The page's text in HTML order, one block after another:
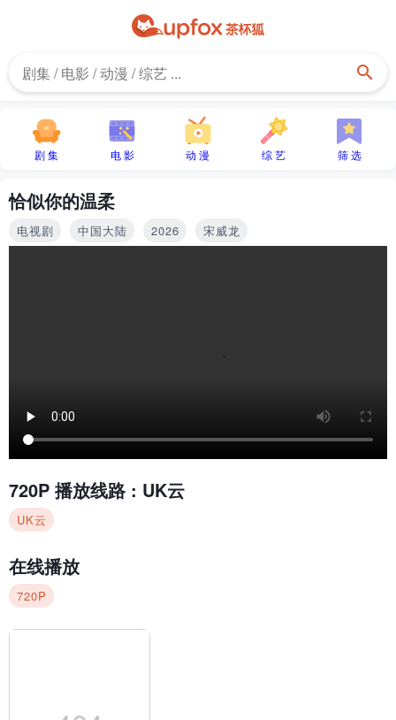
剧 集 电 影 动 漫 综 艺 筛 选
恰似你的温柔
电视剧 中国大陆 2026 宋威龙
720P 播放线路 : UK云
UK云
在线播放
720P